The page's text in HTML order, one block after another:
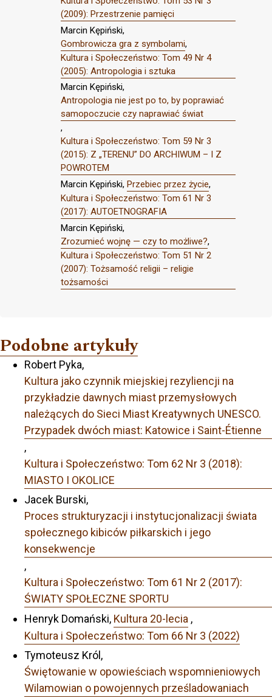
(2009): Przestrzenie pamięci
Marcin Kępiński,
Gombrowicza gra z symbolami,
Kultura i Społeczeństwo: Tom 49 Nr 4
(2005): Antropologia i sztuka
Marcin Kępiński,
Antropologia nie jest po to, by poprawiać
samopoczucie czy naprawiać świat
,
Kultura i Społeczeństwo: Tom 59 Nr 3
(2015): Z „TERENU” DO ARCHIWUM – I Z
POWROTEM
Marcin Kępiński, Przebiec przez życie,
Kultura i Społeczeństwo: Tom 61 Nr 3
(2017): AUTOETNOGRAFIA
Marcin Kępiński,
Zrozumieć wojnę — czy to możliwe?,
Kultura i Społeczeństwo: Tom 51 Nr 2
(2007): Tożsamość religii – religie
tożsamości
Podobne artykuły
Robert Pyka,
Kultura jako czynnik miejskiej rezyliencji na
przykładzie dawnych miast przemysłowych
należących do Sieci Miast Kreatywnych UNESCO.
Przypadek dwóch miast: Katowice i Saint-Étienne
,
Kultura i Społeczeństwo: Tom 62 Nr 3 (2018):
MIASTO I OKOLICE
Jacek Burski,
Proces strukturyzacji i instytucjonalizacji świata
społecznego kibiców piłkarskich i jego
konsekwencje
,
Kultura i Społeczeństwo: Tom 61 Nr 2 (2017):
ŚWIATY SPOŁECZNE SPORTU
Henryk Domański, Kultura 20-lecia ,
Kultura i Społeczeństwo: Tom 66 Nr 3 (2022)
Tymoteusz Król,
Świętowanie w opowieściach wspomnieniowych
Wilamowian o powojennych prześladowaniach